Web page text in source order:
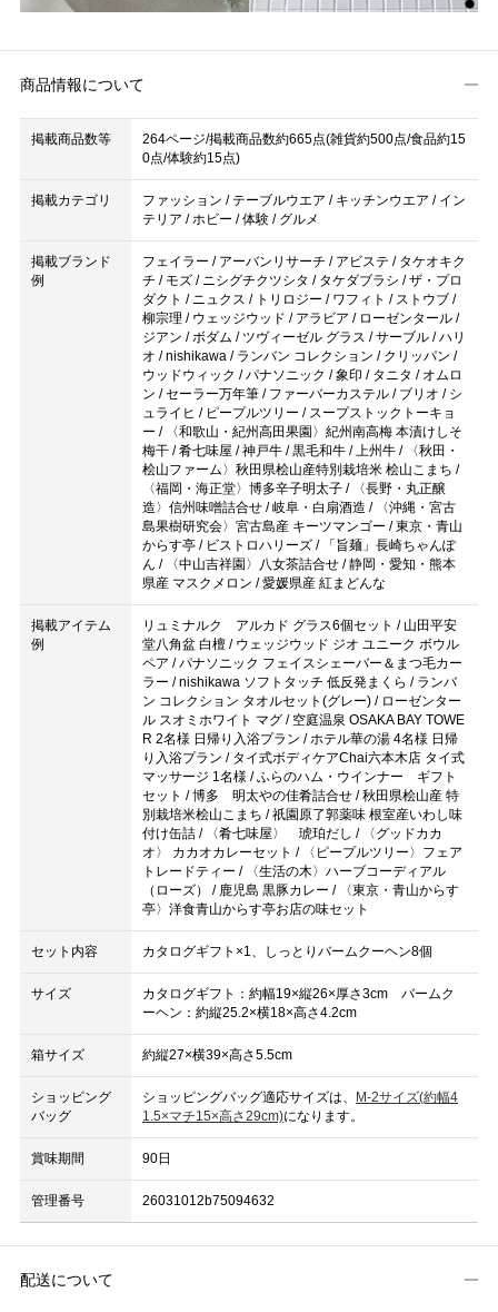
商品情報について
掲載商品数等
264ページ/掲載商品数約665点(雑貨約500点/食品約15
0点/体験約15点)
掲載カテゴリ
ファッション / テーブルウエア / キッチンウエア / イン
テリア / ホビー / 体験 / グルメ
掲載ブランド
例
フェイラー / アーバンリサーチ / アビステ / タケオキク
チ / モズ / ニシグチクツシタ / タケダブラシ / ザ・プロ
ダクト / ニュクス / トリロジー / ワフィト / ストウブ /
柳宗理 / ウェッジウッド / アラビア / ローゼンタール /
ジアン / ボダム / ツヴィーゼル グラス / サーブル / ハリ
オ / nishikawa / ランバン コレクション / クリッパン /
ウッドウィック / パナソニック / 象印 / タニタ / オムロ
ン / セーラー万年筆 / ファーバーカステル / ブリオ / シ
ュライヒ / ピープルツリー / スープストックトーキョ
ー / 〈和歌山・紀州高田果園〉紀州南高梅 本漬けしそ
梅干 / 肴七味屋 / 神戸牛 / 黒毛和牛 / 上州牛 / 〈秋田・
桧山ファーム〉秋田県桧山産特別栽培米 桧山こまち /
〈福岡・海正堂〉博多辛子明太子 / 〈長野・丸正醸
造〉信州味噌詰合せ / 岐阜・白扇酒造 / 〈沖縄・宮古
島果樹研究会〉宮古島産 キーツマンゴー / 東京・青山
からす亭 / ビストロハリーズ / 「旨麺」長崎ちゃんぽ
ん / 〈中山吉祥園〉八女茶詰合せ / 静岡・愛知・熊本
県産 マスクメロン / 愛媛県産 紅まどんな
掲載アイテム
例
リュミナルク アルカド グラス6個セット / 山田平安
堂八角盆 白檀 / ウェッジウッド ジオ ユニーク ボウル
ペア / パナソニック フェイスシェーバー＆まつ毛カー
ラー / nishikawa ソフトタッチ 低反発まくら / ランバ
ン コレクション タオルセット(グレー) / ローゼンター
ル スオミホワイト マグ / 空庭温泉 OSAKA BAY TOWE
R 2名様 日帰り入浴プラン / ホテル華の湯 4名様 日帰
り入浴プラン / タイ式ボディケアChai六本木店 タイ式
マッサージ 1名様 / ふらのハム・ウインナー ギフト
セット / 博多 明太やの佳肴詰合せ / 秋田県桧山産 特
別栽培米桧山こまち / 祇園原了郭薬味 根室産いわし味
付け缶詰 / 〈肴七味屋〉 琥珀だし / 〈グッドカカ
オ〉 カカオカレーセット / 〈ピープルツリー〉フェア
トレードティー / 〈生活の木〉ハーブコーディアル
（ローズ） / 鹿児島 黒豚カレー / 〈東京・青山からす
亭〉洋食青山からす亭お店の味セット
セット内容 カタログギフト×1、しっとりバームクーヘン8個
サイズ
カタログギフト：約幅19×縦26×厚さ3cm バームク
ーヘン：約縦25.2×横18×高さ4.2cm
箱サイズ 約縦27×横39×高さ5.5cm
ショッピング
バッグ
ショッピングバッグ適応サイズは、
M-2サイズ(約幅4
1.5×マチ15×高さ29cm)になります。
賞味期間 90日
管理番号 26031012b75094632
配送について